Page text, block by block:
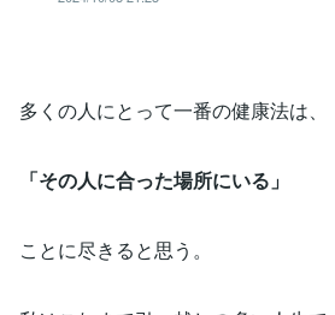
多くの人にとって一番の健康法は、
「その人に合った場所にいる」
ことに尽きると思う。